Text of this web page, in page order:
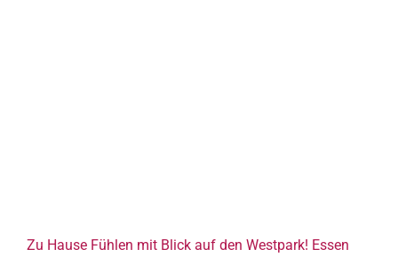
Zu Hause Fühlen mit Blick auf den Westpark! Essen